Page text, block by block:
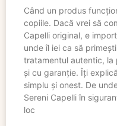
Când un produs
copiile. Dacă vrei să
Capelli original, e
unde îl iei ca să
tratamentul autentic, la
și cu garanție. Îți
simplu și onest. De
Sereni Capelli în
loc